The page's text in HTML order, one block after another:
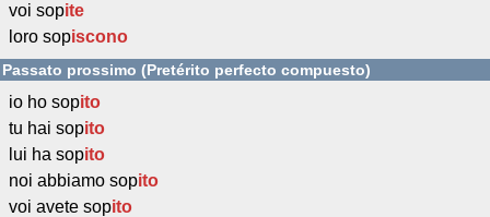
voi sopite
loro sopiscono
Passato prossimo (Pretérito perfecto compuesto)
io ho sopito
tu hai sopito
lui ha sopito
noi abbiamo sopito
voi avete sopito